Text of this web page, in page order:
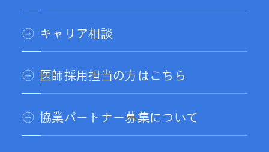
キャリア相談
医師採用担当の方はこちら
協業パートナー募集について